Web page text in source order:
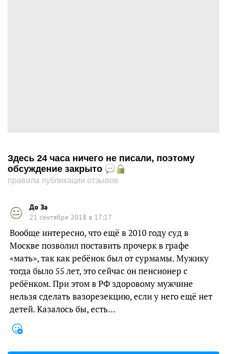
Здесь 24 часа ничего не писали, поэтому
обсуждение закрыто
правила публикации отзывов
До За
21 сентября 2018 в 17:17
Вообще интересно, что ещё в 2010 году суд в
Москве позволил поставить прочерк в графе
«мать», так как ребёнок был от сурмамы. Мужику
тогда было 55 лет, это сейчас он пенсионер с
ребёнком. При этом в РФ здоровому мужчине
нельзя сделать вазорезекцию, если у него ещё нет
детей. Казалось бы, есть…